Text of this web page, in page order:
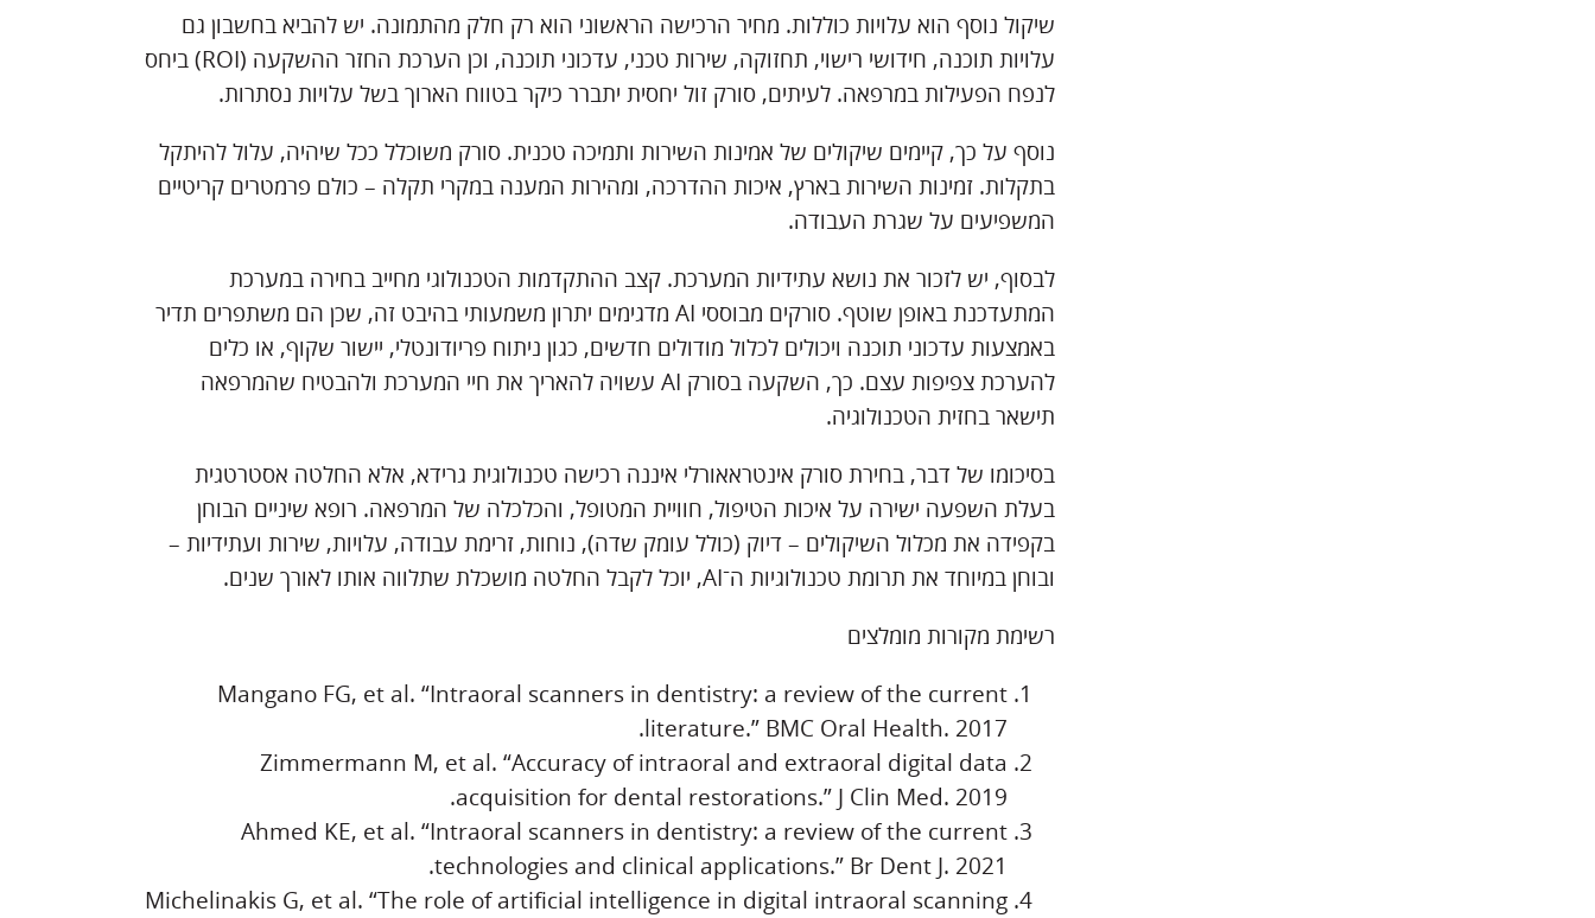
שיקול נוסף הוא עלויות כוללות. מחיר הרכישה הראשוני הוא רק חלק מהתמונה. יש להביא בחשבון גם
עלויות תוכנה, חידושי רישוי, תחזוקה, שירות טכני, עדכוני תוכנה, וכן הערכת החזר ההשקעה (ROI) ביחס
לנפח הפעילות במרפאה. לעיתים, סורק זול יחסית יתברר כיקר בטווח הארוך בשל עלויות נסתרות.
נוסף על כך, קיימים שיקולים של אמינות השירות ותמיכה טכנית. סורק משוכלל ככל שיהיה, עלול להיתקל
בתקלות. זמינות השירות בארץ, איכות ההדרכה, ומהירות המענה במקרי תקלה – כולם פרמטרים קריטיים
המשפיעים על שגרת העבודה.
לבסוף, יש לזכור את נושא עתידיות המערכת. קצב ההתקדמות הטכנולוגי מחייב בחירה במערכת
המתעדכנת באופן שוטף. סורקים מבוססי AI מדגימים יתרון משמעותי בהיבט זה, שכן הם משתפרים תדיר
באמצעות עדכוני תוכנה ויכולים לכלול מודולים חדשים, כגון ניתוח פריודונטלי, יישור שקוף, או כלים
להערכת צפיפות עצם. כך, השקעה בסורק AI עשויה להאריך את חיי המערכת ולהבטיח שהמרפאה
תישאר בחזית הטכנולוגיה.
בסיכומו של דבר, בחירת סורק אינטראאורלי איננה רכישה טכנולוגית גרידא, אלא החלטה אסטרטגית
בעלת השפעה ישירה על איכות הטיפול, חוויית המטופל, והכלכלה של המרפאה. רופא שיניים הבוחן
בקפידה את מכלול השיקולים – דיוק (כולל עומק שדה), נוחות, זרימת עבודה, עלויות, שירות ועתידיות –
ובוחן במיוחד את תרומת טכנולוגיות ה־AI, יוכל לקבל החלטה מושכלת שתלווה אותו לאורך שנים.
רשימת מקורות מומלצים
Mangano FG, et al. “Intraoral scanners in dentistry: a review of the current
literature.” BMC Oral Health. 2017.
Zimmermann M, et al. “Accuracy of intraoral and extraoral digital data
acquisition for dental restorations.” J Clin Med. 2019.
Ahmed KE, et al. “Intraoral scanners in dentistry: a review of the current
technologies and clinical applications.” Br Dent J. 2021.
Michelinakis G, et al. “The role of artificial intelligence in digital intraoral scanning